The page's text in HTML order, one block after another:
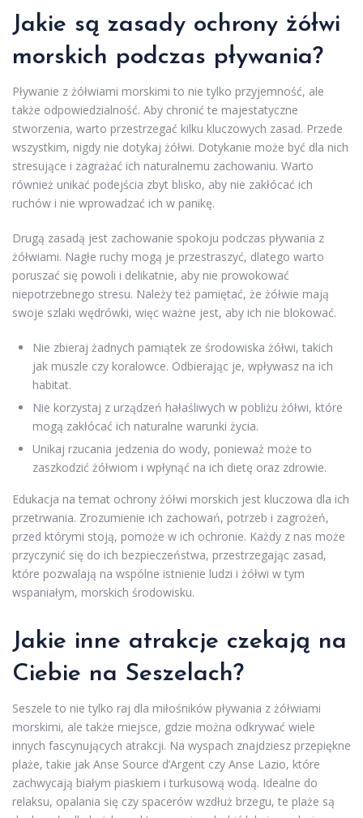
Jakie są zasady ochrony żółwi
morskich podczas pływania?
Pływanie z żółwiami morskimi to nie tylko przyjemność, ale
także odpowiedzialność. Aby chronić te majestatyczne
stworzenia, warto przestrzegać kilku kluczowych zasad. Przede
wszystkim, nigdy nie dotykaj żółwi. Dotykanie może być dla nich
stresujące i zagrażać ich naturalnemu zachowaniu. Warto
również unikać podejścia zbyt blisko, aby nie zakłócać ich
ruchów i nie wprowadzać ich w panikę.
Drugą zasadą jest zachowanie spokoju podczas pływania z
żółwiami. Nagłe ruchy mogą je przestraszyć, dlatego warto
poruszać się powoli i delikatnie, aby nie prowokować
niepotrzebnego stresu. Należy też pamiętać, że żółwie mają
swoje szlaki wędrówki, więc ważne jest, aby ich nie blokować.
Nie zbieraj żadnych pamiątek ze środowiska żółwi, takich
jak muszle czy koralowce. Odbierając je, wpływasz na ich
habitat.
Nie korzystaj z urządzeń hałaśliwych w pobliżu żółwi, które
mogą zakłócać ich naturalne warunki życia.
Unikaj rzucania jedzenia do wody, ponieważ może to
zaszkodzić żółwiom i wpłynąć na ich dietę oraz zdrowie.
Edukacja na temat ochrony żółwi morskich jest kluczowa dla ich
przetrwania. Zrozumienie ich zachowań, potrzeb i zagrożeń,
przed którymi stoją, pomoże w ich ochronie. Każdy z nas może
przyczynić się do ich bezpieczeństwa, przestrzegając zasad,
które pozwalają na wspólne istnienie ludzi i żółwi w tym
wspaniałym, morskich środowisku.
Jakie inne atrakcje czekają na
Ciebie na Seszelach?
Seszele to nie tylko raj dla miłośników pływania z żółwiami
morskimi, ale także miejsce, gdzie można odkrywać wiele
innych fascynujących atrakcji. Na wyspach znajdziesz przepiękne
plaże, takie jak Anse Source d’Argent czy Anse Lazio, które
zachwycają białym piaskiem i turkusową wodą. Idealne do
relaksu, opalania się czy spacerów wzdłuż brzegu, te plaże są